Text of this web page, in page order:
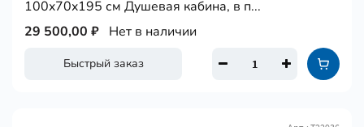
100x70x195 см Душевая кабина, в п...
Быстрый заказ
29 500,00 ₽ Нет в наличии